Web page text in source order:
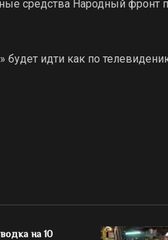
средства Народный фронт
идти как по
на 10